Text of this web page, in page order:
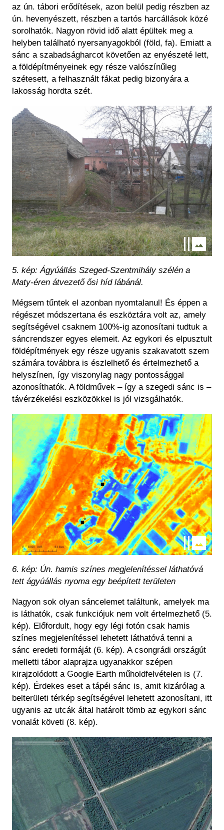
az ún. tábori erődítések, azon belül pedig részben az
ún. hevenyészett, részben a tartós harcállások közé
sorolhatók. Nagyon rövid idő alatt épültek meg a
helyben található nyersanyagokból (föld, fa). Emiatt a
sánc a szabadságharcot követően az enyészeté lett,
a földépítményeinek egy része valószínűleg
szétesett, a felhasznált fákat pedig bizonyára a
lakosság hordta szét.
Kép
5. kép: Ágyúállás Szeged-Szentmihály szélén a
Maty-éren átvezető ősi híd lábánál.
Mégsem tűntek el azonban nyomtalanul! És éppen a
régészet módszertana és eszköztára volt az, amely
segítségével csaknem 100%-ig azonosítani tudtuk a
sáncrendszer egyes elemeit. Az egykori és elpusztult
földépítmények egy része ugyanis szakavatott szem
számára továbbra is észlelhető és értelmezhető a
helyszínen, így viszonylag nagy pontossággal
azonosíthatók. A földművek – így a szegedi sánc is –
távérzékelési eszközökkel is jól vizsgálhatók.
Kép
6. kép: Ún. hamis színes megjelenítéssel láthatóvá
tett ágyúállás nyoma egy beépített területen
Nagyon sok olyan sáncelemet találtunk, amelyek ma
is láthatók, csak funkciójuk nem volt értelmezhető (5.
kép). Előfordult, hogy egy légi fotón csak hamis
színes megjelenítéssel lehetett láthatóvá tenni a
sánc eredeti formáját (6. kép). A csongrádi országút
melletti tábor alaprajza ugyanakkor szépen
kirajzolódott a Google Earth műholdfelvételen is (7.
kép). Érdekes eset a tápéi sánc is, amit kizárólag a
belterületi térkép segítségével lehetett azonosítani, itt
ugyanis az utcák által határolt tömb az egykori sánc
vonalát követi (8. kép).
Kép